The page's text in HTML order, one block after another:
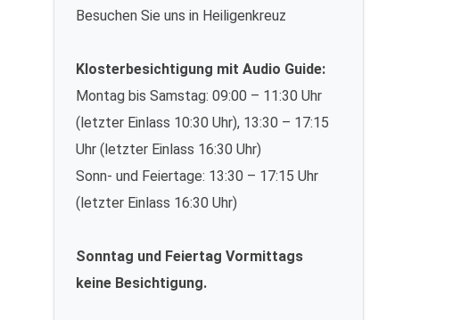
Besuchen Sie uns in Heiligenkreuz
Klosterbesichtigung mit Audio Guide:
Montag bis Samstag: 09:00 – 11:30 Uhr
(letzter Einlass 10:30 Uhr), 13:30 – 17:15
Uhr (letzter Einlass 16:30 Uhr)
Sonn- und Feiertage: 13:30 – 17:15 Uhr
(letzter Einlass 16:30 Uhr)
Sonntag und Feiertag Vormittags
keine Besichtigung.